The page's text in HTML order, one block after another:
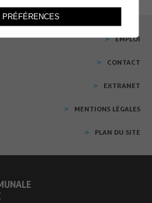
EMPLOI
CONTACT
EXTRANET
MENTIONS LÉGALES
PLAN DU SITE
PRÉFÉRENCES